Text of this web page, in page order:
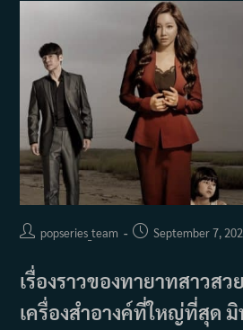
Postpopseries_team
PostSeptember 7,
เรื่องราวของทายาทสาวส
เครื่องสำอางค์ที่ใหญ่ที่สุด